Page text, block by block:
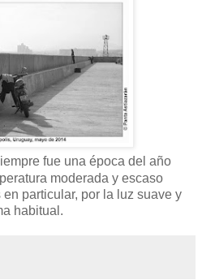
fue una época del año
moderada y escaso
particular, por la luz suave y
habitual.